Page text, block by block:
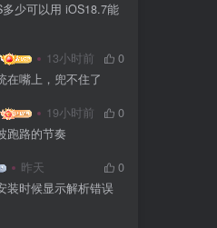
用 iOS18.7能
13小时前
0
在嘴上，兜不住了
19小时前
0
跑路的节奏
昨天
0
装时候显示解析错误